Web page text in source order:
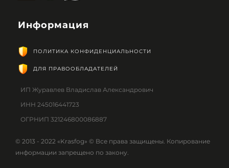
Информация
ПОЛИТИКА КОНФИДЕНЦИАЛЬНОСТИ
ДЛЯ ПРАВООБЛАДАТЕЛЕЙ
ИП Журавлев Владислав Александрович
ИНН 245016441723
ОГРНИП 321246800086887
© 2013 - 2022 «Krasfog» © Все права защищены. Копирование
информации запрещено по закону.